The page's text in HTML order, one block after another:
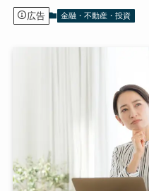
広告 金融・不動産・投資